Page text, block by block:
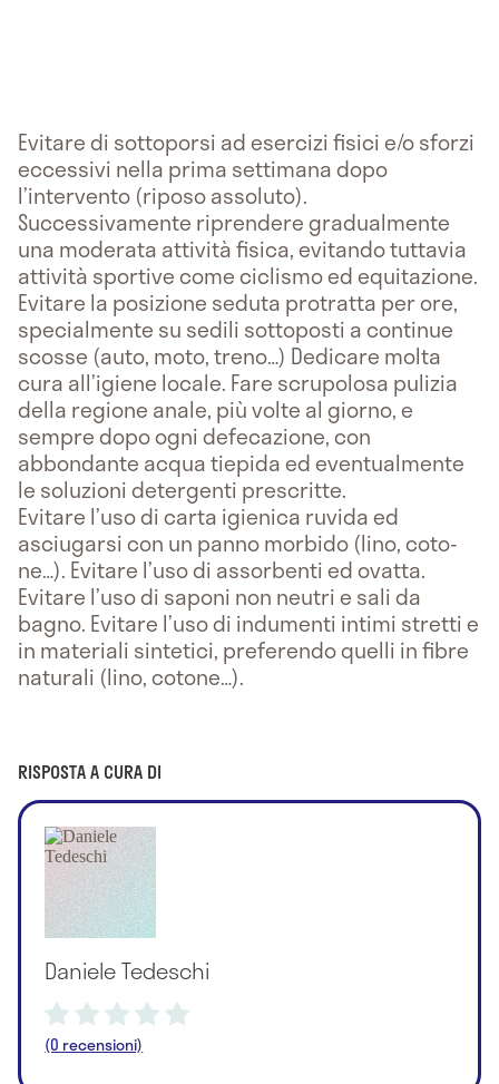
Evitare di sottoporsi ad esercizi fisici e/o sforzi
eccessivi nella prima settimana dopo
l’intervento (riposo assoluto).
Successivamente riprendere gradualmente
una moderata attività fisica, evitando tuttavia
attività sportive come ciclismo ed equitazione.
Evitare la posizione seduta protratta per ore,
specialmente su sedili sottoposti a continue
scosse (auto, moto, treno…) Dedicare molta
cura all’igiene locale. Fare scrupolosa pulizia
della regione anale, più volte al giorno, e
sempre dopo ogni defecazione, con
abbondante acqua tiepida ed eventualmente
le soluzioni detergenti prescritte.
Evitare l’uso di carta igienica ruvida ed
asciugarsi con un panno morbido (lino, coto-
ne…). Evitare l’uso di assorbenti ed ovatta.
Evitare l’uso di saponi non neutri e sali da
bagno. Evitare l’uso di indumenti intimi stretti e
in materiali sintetici, preferendo quelli in fibre
naturali (lino, cotone…).
RISPOSTA A CURA DI
Daniele Tedeschi
(0 recensioni)